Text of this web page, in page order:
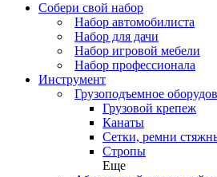
Собери свой набор
Набор автомобилиста
Набор для дачи
Набор игровой мебели
Набор профессионала
Инструмент
Грузоподъемное
Грузовой крепеж
Канаты
Сетки, ремни
Стропы
Еще